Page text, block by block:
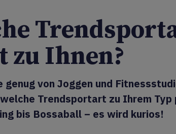
zu Ihnen?
genug von Joggen und
Trendsportart zu Ihrem Typ
bis Bossaball – es wird kurios!